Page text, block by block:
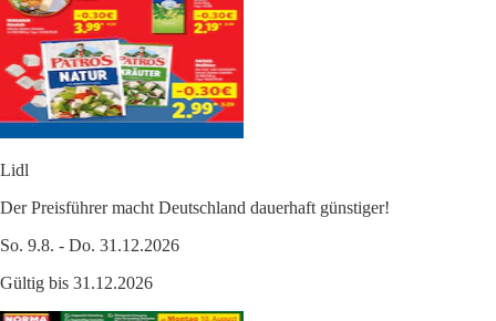
Lidl
Der Preisführer macht Deutschland dauerhaft günstiger!
So. 9.8. - Do. 31.12.2026
Gültig bis 31.12.2026